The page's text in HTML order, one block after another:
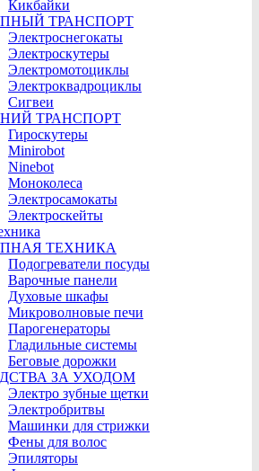
Кикбайки
ТРАНСПОРТ
Электроснегокаты
Электроскутеры
Электромотоциклы
Электроквадроциклы
Сигвеи
ТРАНСПОРТ
Гироскутеры
Minirobot
Ninebot
Моноколеса
Электросамокаты
Электроскейты
ТЕХНИКА
Подогреватели посуды
Варочные панели
Духовые шкафы
Микроволновые печи
Парогенераторы
Гладильные системы
Беговые дорожки
ЗА УХОДОМ
Электро зубные щетки
Электробритвы
Машинки для стрижки
Фены для волос
Эпиляторы